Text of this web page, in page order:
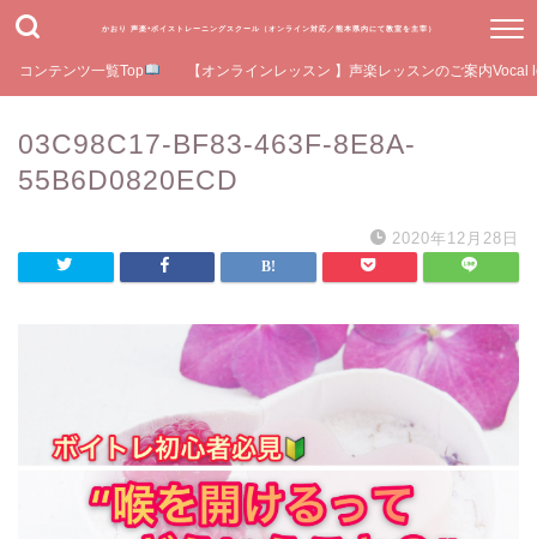
かおり 声楽•ボイストレーニングスクール（オンライン対応／熊本県内にて教室を主宰）
コンテンツ一覧Top 【オンラインレッスン 】声楽レッスンのご案内Vocal
03C98C17-BF83-463F-8E8A-
55B6D0820ECD
2020年12月28日